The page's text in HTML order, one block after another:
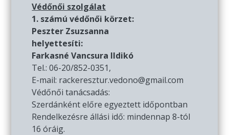
Védőnői szolgálat
1. számú védőnői körzet:
Peszter Zsuzsanna
helyettesíti:
Farkasné Vancsura Ildikó
Tel.: 06-20/852-0351,
E-mail: rackeresztur.vedono@gmail.com
Védőnői tanácsadás:
Szerdánként előre egyeztett időpontban
Rendelkezésre állási idő: mindennap 8-tól
16 óráig.